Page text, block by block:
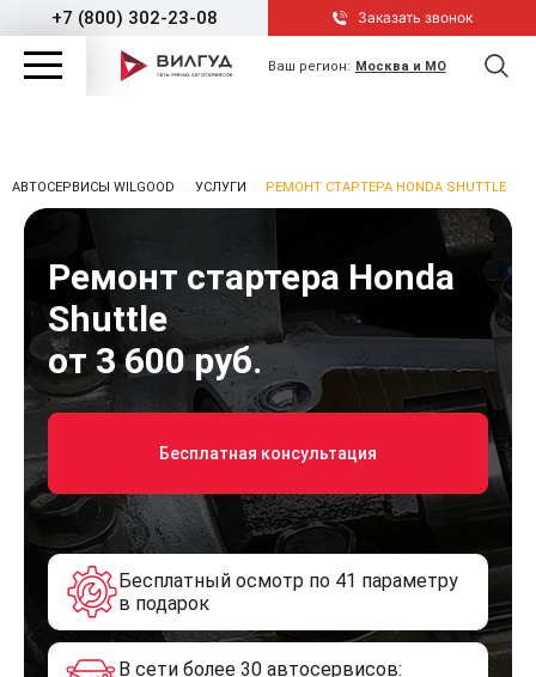
+7 (800) 302-23-08 Заказать звонок
Ваш регион: Москва и МО
АВТОСЕРВИСЫ WILGOOD УСЛУГИ РЕМОНТ СТАРТЕРА HONDA SHUTTLE
Ремонт стартера Honda
Shuttle
от 3 600 руб.
Бесплатная консультация
Бесплатный осмотр по 41 параметру
в подарок
В сети более 30 автосервисов: